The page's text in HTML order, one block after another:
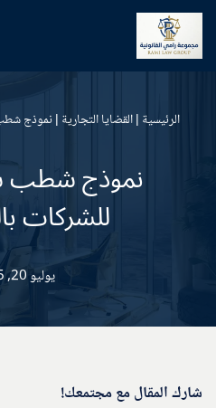
تخطى
الرئيسية |القضايا التجارية |نموذج
نموذج شطب
للشركات
يوليو 20, 2025
شارك المقال مع مجتمعك!